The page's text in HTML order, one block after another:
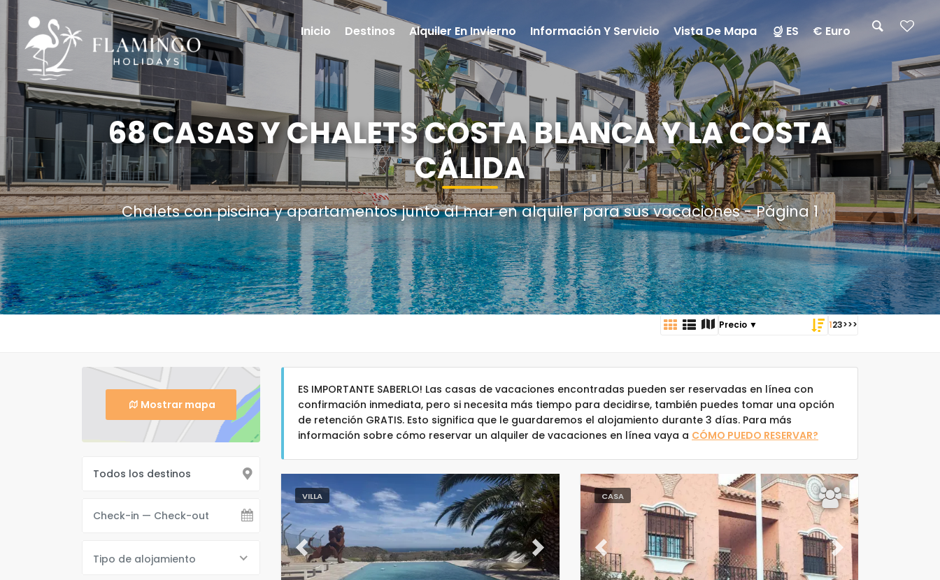
68 CASAS Y CHALETS COSTA BLANCA Y LA COSTA
CÁLIDA
Chalets con piscina y apartamentos junto al mar en alquiler para sus vacaciones - Página 1
123>>>
Mostrar mapa
Tipo de alojamiento
ES IMPORTANTE SABERLO! Las casas de vacaciones encontradas pueden ser reservadas en línea con
confirmación inmediata, pero si necesita más tiempo para decidirse, también puedes tomar una opción
de retención GRATIS. Esto significa que le guardaremos el alojamiento durante 3 días. Para más
información sobre cómo reservar un alquiler de vacaciones en línea vaya a CÓMO PUEDO RESERVAR?
VILLA
Previous Next
CASA
Previous Next
Inicio Destinos Alquiler En Invierno Información Y Servicio Vista De Mapa ES € Euro